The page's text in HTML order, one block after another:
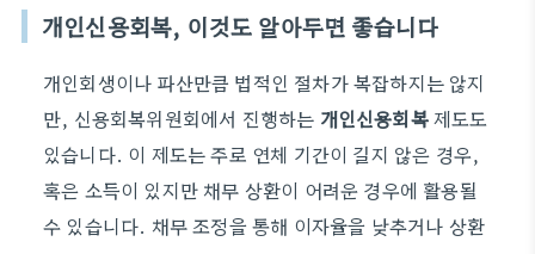
개인신용회복, 이것도 알아두면 좋습니다
개인회생이나 파산만큼 법적인 절차가 복잡하지는 않지
만, 신용회복위원회에서 진행하는 개인신용회복제도도
있습니다. 이 제도는 주로 연체 기간이 길지 않은 경우,
혹은 소득이 있지만 채무 상환이 어려운 경우에 활용될
수 있습니다. 채무 조정을 통해 이자율을 낮추거나 상환